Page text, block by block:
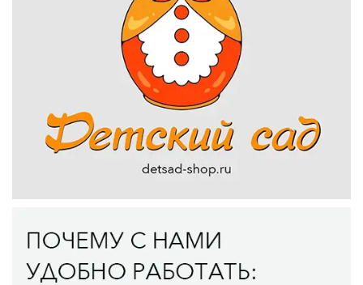
1. Экологическая безопасность: дерево является
натуральным и экологически чистым материалом,
поэтому деревянные конструкторы безопасны для
2. Прочность и долговечность: деревянные
конструкторы обычно более прочные и долговечные,
чем конструкторы из пластика или других материалов,
что позволяет им служить долгое время.
текстуру и теплое ощущение при касании, что делает
визуально.
4. Развитие моторики и творческого мышления: